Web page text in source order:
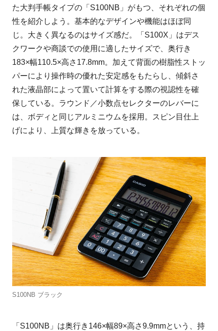
た大判手帳タイプの「S100NB」がもつ、それぞれの個
性を紹介しよう。基本的なデザインや機能はほぼ同
じ。大きく異なるのはサイズ感だ。「S100X」はデス
クワークや商談での使用に適したサイズで、奥行き
183×幅110.5×高さ17.8mm。加えて背面の樹脂性ストッ
パーにより操作時の優れた安定感をもたらし、傾斜さ
れた液晶部によって置いて計算をする際の視認性を確
保している。ラウンド／小数点セレクターのレバーに
は、ボディと同じアルミニウムを採用。スピン目仕上
げにより、上質な輝きを放っている。
S100NB ブラック
「S100NB」は奥行き146×幅89×高さ9.9mmという、持